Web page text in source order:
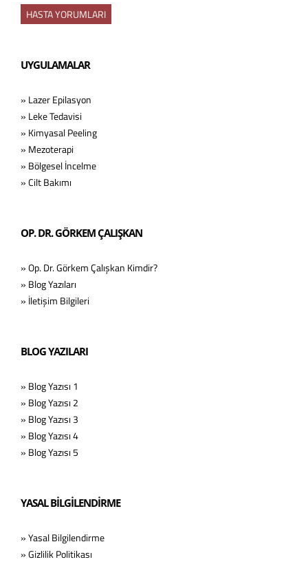
HASTA YORUMLARI
UYGULAMALAR
» Lazer Epilasyon
» Leke Tedavisi
» Kimyasal Peeling
» Mezoterapi
» Bölgesel İncelme
» Cilt Bakımı
OP. DR. GÖRKEM ÇALIŞKAN
» Op. Dr. Görkem Çalışkan Kimdir?
» Blog Yazıları
» İletişim Bilgileri
BLOG YAZILARI
» Blog Yazısı 1
» Blog Yazısı 2
» Blog Yazısı 3
» Blog Yazısı 4
» Blog Yazısı 5
YASAL BİLGİLENDİRME
» Yasal Bilgilendirme
» Gizlilik Politikası